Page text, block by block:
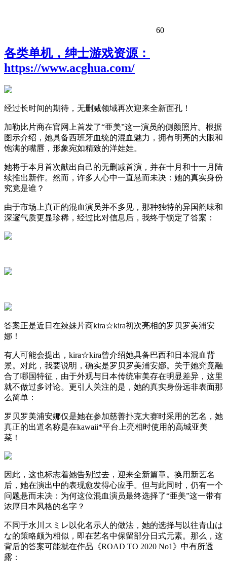
60
各类单机，绅士游戏资源：
https://www.acghua.com/
经过长时间的期待，无删减领域再次迎来全新面孔！
加勒比片商在官网上首发了“亜美”这一演员的侧颜照片。根据
图示介绍，她具备西班牙血统的混血魅力，拥有明亮的大眼和
饱满的嘴唇，形象宛如精致的洋娃娃。
她将于本月首次献出自己的无删减首演，并在十月和十一月陆
续推出新作。然而，许多人心中一直悬而未决：她的真实身份
究竟是谁？
由于市场上真正的混血演员并不多见，那种独特的异国韵味和
深邃气质更显珍稀，经过比对信息后，我终于锁定了答案：
答案正是近日在辣妹片商kira☆kira初次亮相的罗贝罗美浦安
娜！
有人可能会提出，kira☆kira曾介绍她具备巴西和日本混血背
景。对此，我要说明，确实是罗贝罗美浦安娜。关于她究竟融
合了哪国特征，由于外观与日本传统审美存在明显差异，这里
就不做过多讨论。更引人关注的是，她的真实身份远非表面那
么简单：
罗贝罗美浦安娜仅是她在参加慈善扑克大赛时采用的艺名，她
真正的出道名称是在kawaii*平台上亮相时使用的高城亚美
菜！
因此，这也标志着她告别过去，迎来全新篇章。换用新艺名
后，她在演出中的表现愈发得心应手。但与此同时，仍有一个
问题悬而未决：为何这位混血演员最终选择了“亜美”这一带有
浓厚日本风格的名字？
不同于水川スミレ以化名示人的做法，她的选择与以往青山は
な的策略颇为相似，即在艺名中保留部分日式元素。那么，这
背后的答案可能就在作品《ROAD TO 2020 No1》中有所透
露：